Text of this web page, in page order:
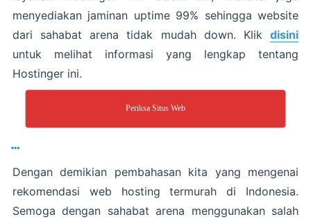
menyediakan jaminan uptime 99% sehingga website
dari sahabat arena tidak mudah down. Klik disini
untuk melihat informasi yang lengkap tentang
Hostinger ini.
Periksa Situs Web
…
Dengan demikian pembahasan kita yang mengenai
rekomendasi web hosting termurah di Indonesia.
Semoga dengan sahabat arena menggunakan salah